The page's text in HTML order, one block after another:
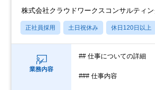
株式会社クラウドワークスコンサルティ
正社員採用 土日祝休み 休日120日以上
業務内容
## 仕事についての詳細
### 仕事内容